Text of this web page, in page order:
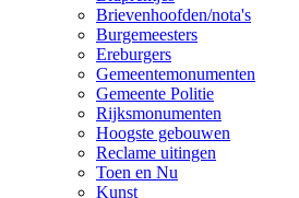
Brievenhoofden/nota's
Burgemeesters
Ereburgers
Gemeentemonumenten
Gemeente Politie
Rijksmonumenten
Hoogste gebouwen
Reclame uitingen
Toen en Nu
Kunst